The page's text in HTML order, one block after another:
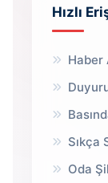
Hızlı
Haber
Sıkça
Oda